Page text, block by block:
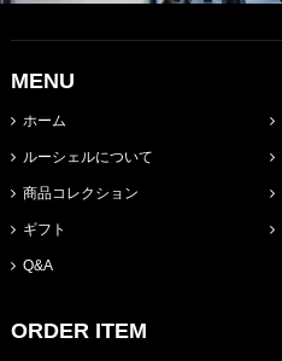
MENU
ホーム
ルーシェルについて
商品コレクション
ギフト
Q&A
ORDER ITEM